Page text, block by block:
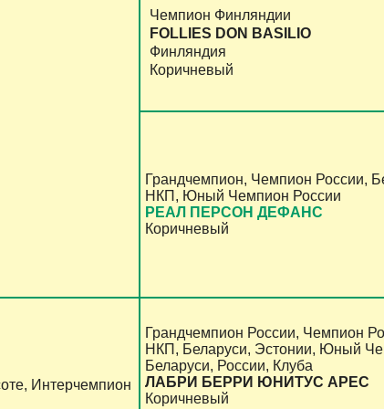
Чемпион Финляндии
FOLLIES DON BASILIO
Финляндия
Коричневый
Грандчемпион, Чемпион России,
НКП, Юный Чемпион России
РЕАЛ ПЕРСОН ДЕФАНС
Коричневый
Интерчемпион
Грандчемпион России, Чемпион
НКП, Беларуси, Эстонии, Юный
Беларуси, России, Клуба
ЛАБРИ БЕРРИ ЮНИТУС АРЕС
Коричневый